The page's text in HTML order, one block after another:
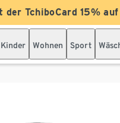
der TchiboCard 15%
Kinder Wohnen Sport